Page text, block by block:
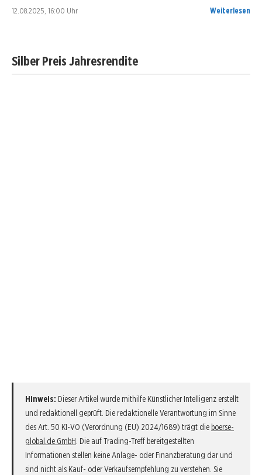
12.08.2025, 16:00 Uhr Weiterlesen
Silber Preis Jahresrendite
Hinweis: Dieser Artikel wurde mithilfe Künstlicher Intelligenz erstellt
und redaktionell geprüft. Die redaktionelle Verantwortung im Sinne
des Art. 50 KI-VO (Verordnung (EU) 2024/1689) trägt die boerse-
global.de GmbH . Die auf Trading-Treff bereitgestellten
Informationen stellen keine Anlage- oder Finanzberatung dar und
sind nicht als Kauf- oder Verkaufsempfehlung zu verstehen. Sie